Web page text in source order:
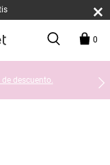
0
descuento.